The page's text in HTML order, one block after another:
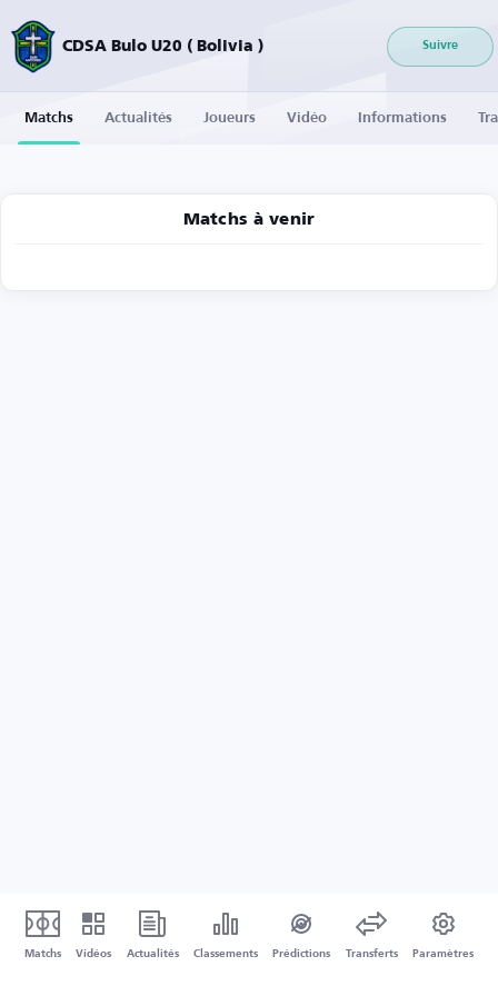
CDSA Bulo U20 ( Bolivia ) Suivre
Matchs Actualités Joueurs Vidéo Informations
Matchs à venir
Matchs Vidéos Actualités Classements Prédictions Transferts Paramètres